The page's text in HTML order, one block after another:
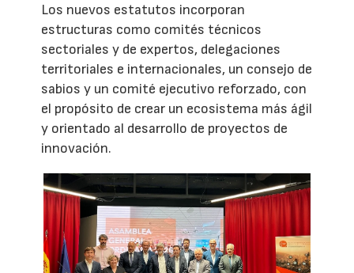
Los nuevos estatutos incorporan
estructuras como comités técnicos
sectoriales y de expertos, delegaciones
territoriales e internacionales, un consejo de
sabios y un comité ejecutivo reforzado, con
el propósito de crear un ecosistema más ágil
y orientado al desarrollo de proyectos de
innovación.